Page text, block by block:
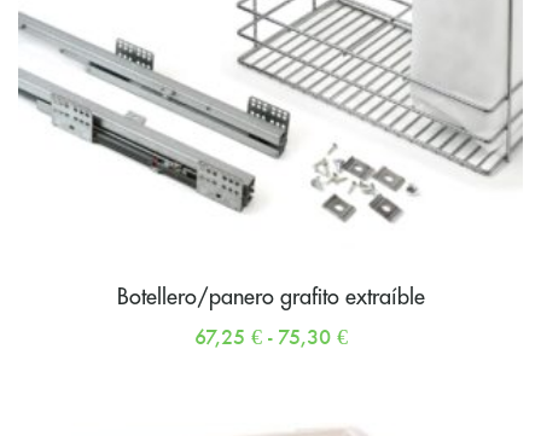
Botellero/panero grafito extraíble
67,25 € - 75,30 €